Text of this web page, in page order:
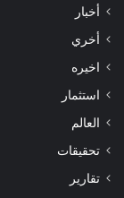
أخبار
أخري
اخيره
استثمار
العالم
تحقيقات
تقارير